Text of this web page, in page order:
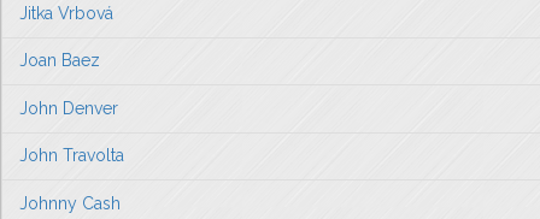
Jitka Vrbová
Joan Baez
John Denver
John Travolta
Johnny Cash